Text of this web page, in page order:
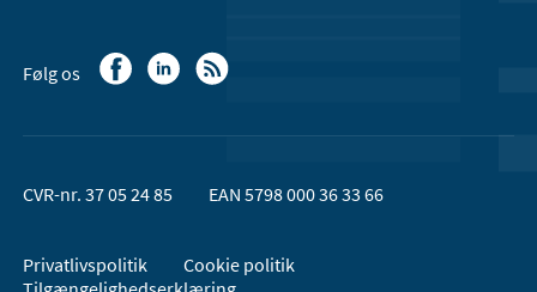
Følg os
CVR-nr. 37 05 24 85 EAN 5798 000 36 33 66
Privatlivspolitik
Cookie politik